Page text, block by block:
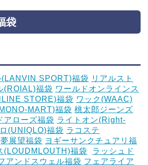
袋
SPORT)福袋 リアルスト
(ROIAL)福袋 ワールドオンラインス
STORE)福袋 ワック(WAAC)
MART)福袋 桃太郎ジーンズ
アローズ福袋 ライトオン(Right-
(UNIQLO)福袋 ラコステ
夢展望福袋 ヨギーサンクチュアリ福
(LOUDMLOUTH)福袋
ラッシュド
アンドスウェル福袋 フェアライア